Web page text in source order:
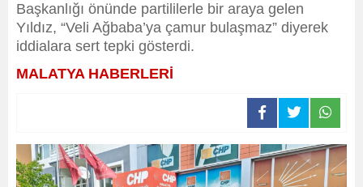
Başkanlığı önünde partililerle bir araya gelen
Yıldız, “Veli Ağbaba’ya çamur bulaşmaz” diyerek
iddialara sert tepki gösterdi.
MALATYA HABERLERİ